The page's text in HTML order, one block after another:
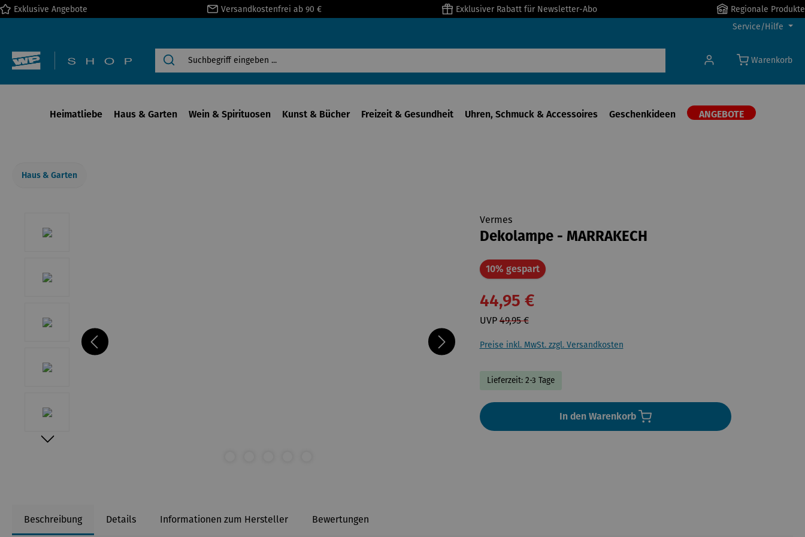
Zur Hauptnavigation springen
Exklusive Angebote Versandkostenfrei ab 90 € Exklusiver Rabatt für Newsletter-Abo
Regionale Produkte
Service/Hilfe
Warenkorb
Heimatliebe Haus & Garten Wein & Spirituosen Kunst & Bücher Freizeit & Gesundheit Uhren, Schmuck & Accessoires Geschenkideen ANGEBOTE
Haus & Garten
Vermes
Dekolampe - MARRAKECH
10% gespartRabatt
44,95 €
UVP49,95 €
Preise inkl. MwSt. zzgl. Versandkosten
Lieferzeit: 2-3 Tage
In den Warenkorb
Beschreibung Details Informationen zum Hersteller Bewertungen